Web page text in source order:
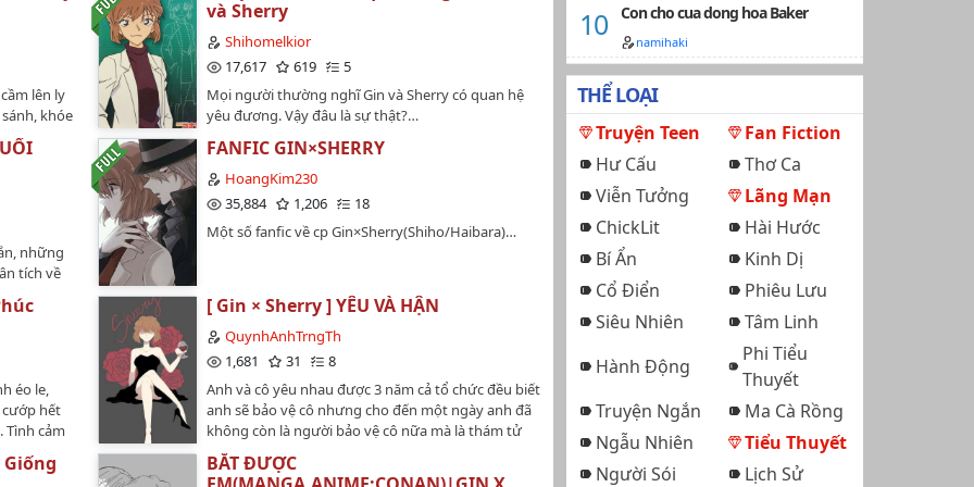
về việc truy bắt nàng, nàng có một cơn ác mộng
mang tên hắn...…
lên ly
khóe
đều sẽ
đưa
nó,
tách rời.
gợn
lại, ghế
diện
đâu..."
do
một
người
do màu
tròng
vào cần
hắn mới
và Sherry
Shihomelkior
17,617
619
5
Mọi người thường nghĩ Gin và Sherry có quan hệ
yêu đương. Vậy đâu là sự thật?…
những
tích về
có
FANFIC GIN×SHERRY
HoangKim230
35,884
1,206
18
Một số fanfic về cp Gin×Sherry(Shiho/Haibara)…
éo le,
hết
Tình cảm
đẹp chứ?
[ Gin × Sherry ] YÊU VÀ HẬN
QuynhAnhTrngTh
1,681
31
8
Anh và cô yêu nhau được 3 năm cả tổ chức đều biết
anh sẽ bảo vệ cô nhưng cho đến một ngày anh đã
không còn là người bảo vệ cô nữa mà là thám tử
lừng danh Conan…
Giống
BẮT ĐƯỢC
Con cho cua dong hoa Baker
namihaki
THỂ LOẠI
Truyện Teen
Fan Fiction
Hư Cấu
Thơ Ca
Viễn Tưởng
Lãng Mạn
ChickLit
Hài Hước
Bí Ẩn
Kinh Dị
Cổ Điển
Phiêu Lưu
Siêu Nhiên
Tâm Linh
Hành Động
Phi Tiểu
Thuyết
Truyện Ngắn
Ma Cà Rồng
Ngẫu Nhiên
Tiểu Thuyết
Người Sói
Lịch Sử